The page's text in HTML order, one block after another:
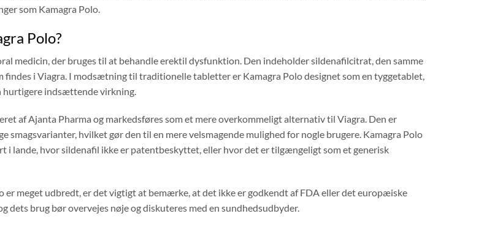
som Kamagra Polo.
Polo?
medicin, der bruges til at behandle erektil dysfunktion. Den indeholder sildenafilcitrat, den samme
findes i Viagra. I modsætning til traditionelle tabletter er Kamagra Polo designet som en tyggetablet,
hurtigere indsættende virkning.
af Ajanta Pharma og markedsføres som et mere overkommeligt alternativ til Viagra. Den er
smagsvarianter, hvilket gør den til en mere velsmagende mulighed for nogle brugere. Kamagra Polo
i lande, hvor sildenafil ikke er patentbeskyttet, eller hvor det er tilgængeligt som et generisk
er meget udbredt, er det vigtigt at bemærke, at det ikke er godkendt af FDA eller det europæiske
dets brug bør overvejes nøje og diskuteres med en sundhedsudbyder.